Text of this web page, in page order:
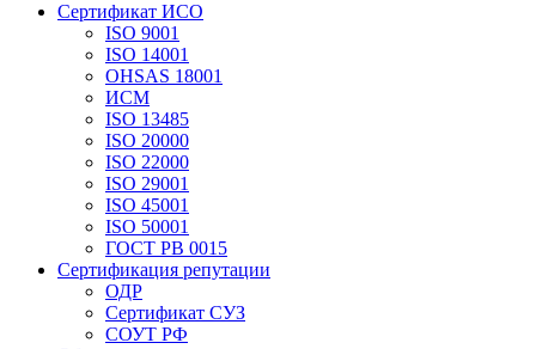
Сертификат ИСО
ISO 9001
ISO 14001
OHSAS 18001
ИСМ
ISO 13485
ISO 20000
ISO 22000
ISO 29001
ISO 45001
ISO 50001
ГОСТ РВ 0015
Сертификация репутации
ОДР
Сертификат СУЗ
СОУТ РФ